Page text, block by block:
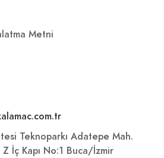
Metni
Teknoparkı Adatepe Mah.
İç Kapı No:1 Buca/İzmir